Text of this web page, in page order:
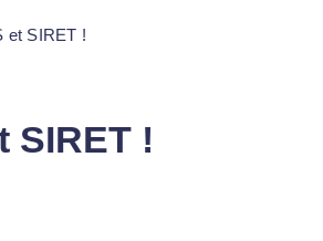
SIRET !
et SIRET !